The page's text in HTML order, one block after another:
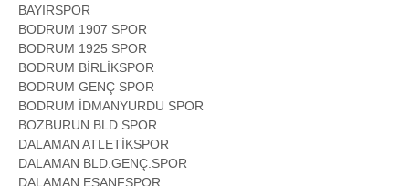
BAYIRSPOR
BODRUM 1907 SPOR
BODRUM 1925 SPOR
BODRUM BİRLİKSPOR
BODRUM GENÇ SPOR
BODRUM İDMANYURDU SPOR
BOZBURUN BLD.SPOR
DALAMAN ATLETİKSPOR
DALAMAN BLD.GENÇ.SPOR
DALAMAN ESANFSPOR